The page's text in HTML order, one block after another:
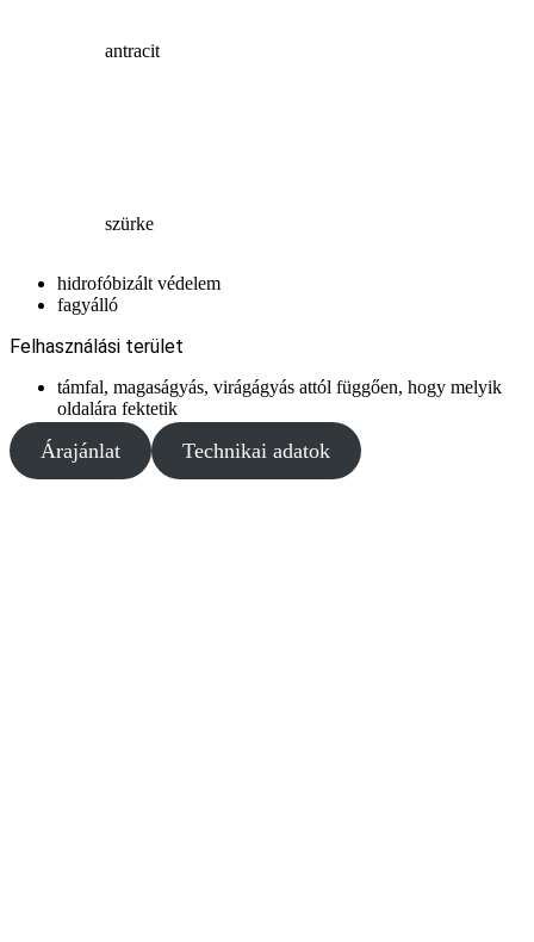
antracit
szürke
hidrofóbizált védelem
fagyálló
Felhasználási terület
támfal, magaságyás, virágágyás attól függően, hogy melyik
oldalára fektetik
Árajánlat Technikai adatok